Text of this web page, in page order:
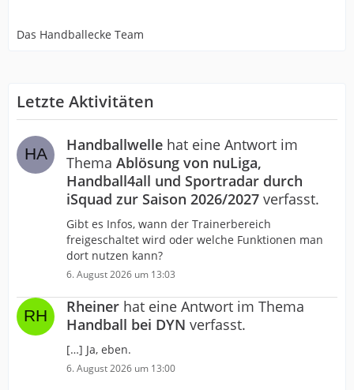
Das Handballecke Team
Letzte Aktivitäten
Handballwelle hat eine Antwort im
Thema Ablösung von nuLiga,
Handball4all und Sportradar durch
iSquad zur Saison 2026/2027 verfasst.
Gibt es Infos, wann der Trainerbereich
freigeschaltet wird oder welche Funktionen man
dort nutzen kann?
6. August 2026 um 13:03
Rheiner hat eine Antwort im Thema
Handball bei DYN verfasst.
[…] Ja, eben.
6. August 2026 um 13:00